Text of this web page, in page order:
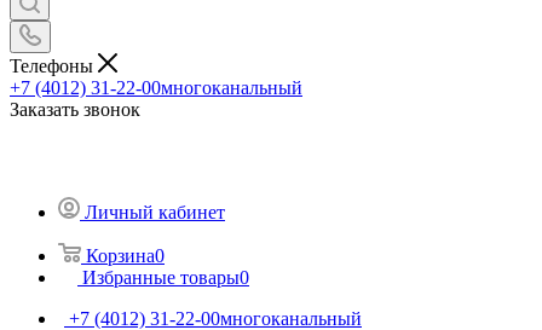
Телефоны
+7 (4012) 31-22-00многоканальный
Заказать звонок
Личный кабинет
Корзина0
Избранные товары0
+7 (4012) 31-22-00многоканальный